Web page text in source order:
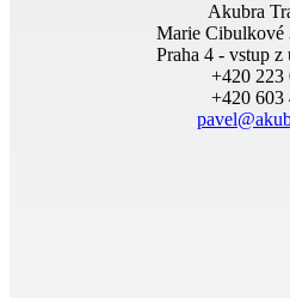
Akubra
Marie Cibulkové
Praha 4 - vstup
+420 223
+420 603